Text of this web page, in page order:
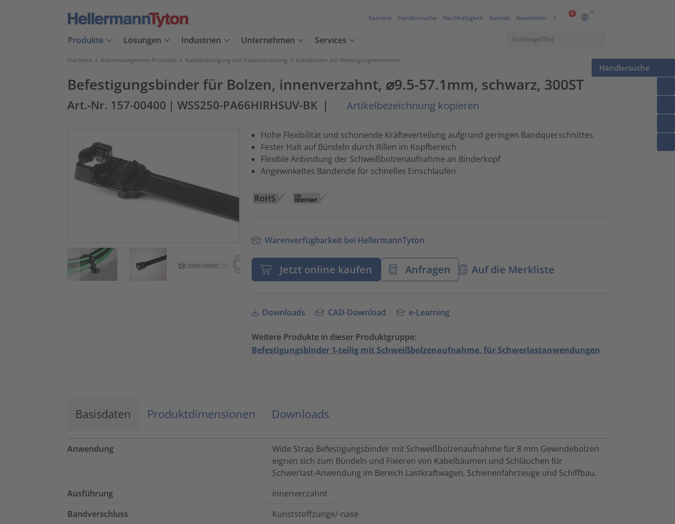
0 DE
Karriere Händlersuche Nachhaltigkeit Kontakt Newsletter
Produkte Lösungen Industrien Unternehmen Services
Händlersuche
Startseite > Kabelmanagement-Produkte > Kabelbefestigung und Kabelbündelung > Kabelbinder mit Befestigungselementen
Befestigungsbinder für Bolzen, innenverzahnt, ⌀9.5-57.1mm, schwarz, 300ST
Art.-Nr. 157-00400 | WSS250-PA66HIRHSUV-BK | Artikelbezeichnung kopieren
Hohe Flexibilität und schonende Kräfteverteilung aufgrund geringen Bandquerschnittes
Fester Halt auf Bündeln durch Rillen im Kopfbereich
Flexible Anbindung der Schweißbolzenaufnahme an Binderkopf
Angewinkeltes Bandende für schnelles Einschlaufen
Warenverfügbarkeit bei HellermannTyton
Jetzt online kaufen Anfragen Auf die Merkliste
Downloads CAD-Download e-Learning
Weitere Produkte in dieser Produktgruppe:
Befestigungsbinder 1-teilig mit Schweißbolzenaufnahme, für Schwerlastanwendungen
Basisdaten Produktdimensionen Downloads
Anwendung
Wide Strap Befestigungsbinder mit Schweißbolzenaufnahme für 8 mm Gewindebolzen
eignen sich zum Bündeln und Fixieren von Kabelbäumen und Schläuchen für
Schwerlast-Anwendung im Bereich Lastkraftwagen, Schienenfahrzeuge und Schiffbau.
Ausführung
innenverzahnt
Bandverschluss
Kunststoffzunge/-nase